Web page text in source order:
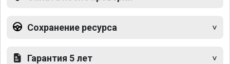
Сохранение ресурса
Гарантия 5 лет